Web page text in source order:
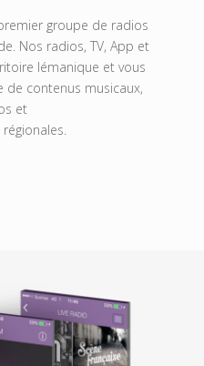
groupe de radios
Nos radios, TV, App et
lémanique et vous
de contenus musicaux,
et